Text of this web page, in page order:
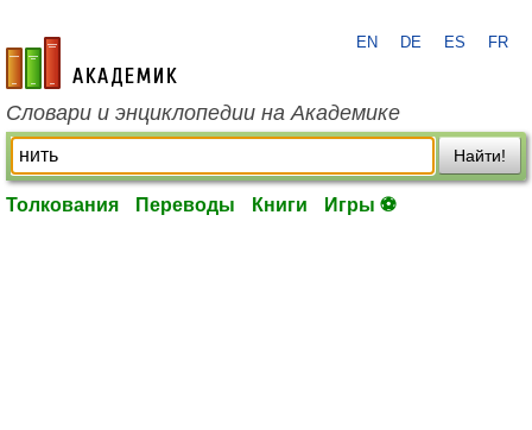
academic.ru
EN DE ES FR
Словари и энциклопедии на Академике
Найти!
Толкования Переводы Книги Игры ⚽